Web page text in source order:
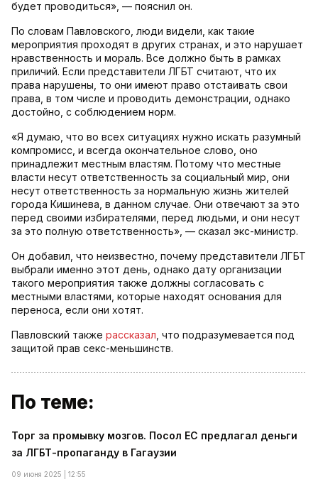
будет проводиться», — пояснил он.
По словам Павловского, люди видели, как такие
мероприятия проходят в других странах, и это нарушает
нравственность и мораль. Все должно быть в рамках
приличий. Если представители ЛГБТ считают, что их
права нарушены, то они имеют право отстаивать свои
права, в том числе и проводить демонстрации, однако
достойно, с соблюдением норм.
«Я думаю, что во всех ситуациях нужно искать разумный
компромисс, и всегда окончательное слово, оно
принадлежит местным властям. Потому что местные
власти несут ответственность за социальный мир, они
несут ответственность за нормальную жизнь жителей
города Кишинева, в данном случае. Они отвечают за это
перед своими избирателями, перед людьми, и они несут
за это полную ответственность», — сказал экс-министр.
Он добавил, что неизвестно, почему представители ЛГБТ
выбрали именно этот день, однако дату организации
такого мероприятия также должны согласовать с
местными властями, которые находят основания для
переноса, если они хотят.
Павловский также рассказал , что подразумевается под
защитой прав секс-меньшинств.
По теме:
Торг за промывку мозгов. Посол ЕС предлагал деньги
за ЛГБТ-пропаганду в Гагаузии
09 июня 2025 | 12:55